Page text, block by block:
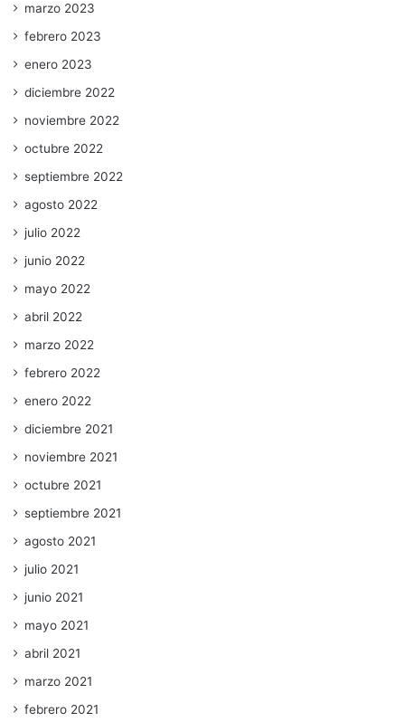
marzo 2023
febrero 2023
enero 2023
diciembre 2022
noviembre 2022
octubre 2022
septiembre 2022
agosto 2022
julio 2022
junio 2022
mayo 2022
abril 2022
marzo 2022
febrero 2022
enero 2022
diciembre 2021
noviembre 2021
octubre 2021
septiembre 2021
agosto 2021
julio 2021
junio 2021
mayo 2021
abril 2021
marzo 2021
febrero 2021